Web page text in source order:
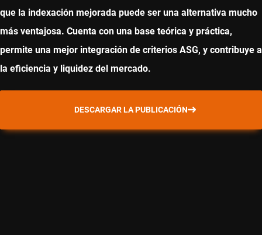
que la indexación mejorada puede ser una alternativa mucho
más ventajosa. Cuenta con una base teórica y práctica,
permite una mejor integración de criterios ASG, y contribuye a
la eficiencia y liquidez del mercado.
DESCARGAR LA PUBLICACIÓN